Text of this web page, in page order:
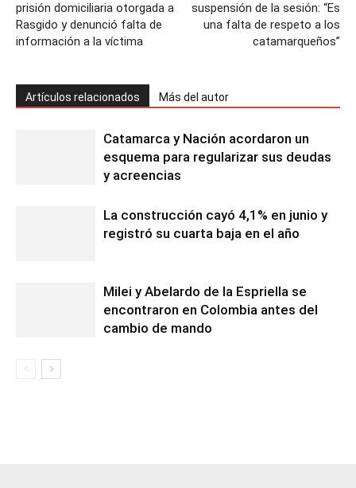
prisión domiciliaria otorgada a
Rasgido y denunció falta de
información a la víctima
suspensión de la sesión: “Es
una falta de respeto a los
catamarqueños”
Artículos relacionados Más del autor
Catamarca y Nación acordaron un
esquema para regularizar sus deudas
y acreencias
La construcción cayó 4,1% en junio y
registró su cuarta baja en el año
Milei y Abelardo de la Espriella se
encontraron en Colombia antes del
cambio de mando